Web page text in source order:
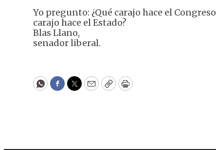
Yo pregunto: ¿Qué carajo hace el
carajo hace el Estado?
Blas Llano,
senador liberal.
WhatsApp
Facebook
Twitter
EmailCopyPrint